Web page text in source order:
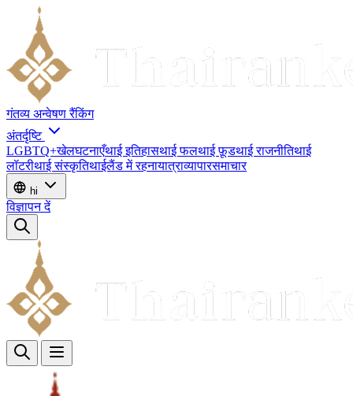
गंतव्य अन्वेषण रैंकिंग
अंतर्दृष्टि
LGBTQ+खेलघटनाएँथाई इतिहासथाई फलथाई फ़ूडथाई राजनीतिथाई
लॉटरीथाई संस्कृतिथाईलैंड में रहनायात्राव्यापारसमाचार
hi
विज्ञापन दें